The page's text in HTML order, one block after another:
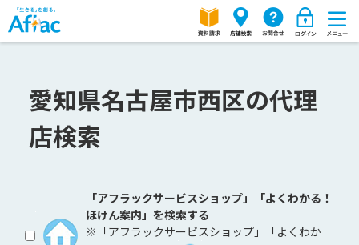
愛知県名古屋市西区の代理
店検索
「アフラックサービスショップ」「よくわかる！
ほけん案内」を検索する
※「アフラックサービスショップ」「よくわか